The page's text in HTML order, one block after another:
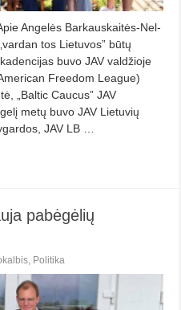
Angelės Barkauskaitės-Nel­
tos Lietuvos” būtų
buvo JAV valdžioje
Freedom League)
„Baltic Caucus” JAV
metų buvo JAV Lietuvių
JAV LB …
pabėgėlių
Politika